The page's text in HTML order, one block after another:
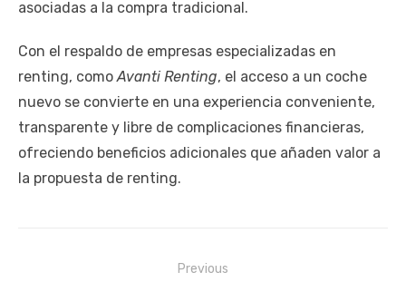
asociadas a la compra tradicional.
Con el respaldo de empresas especializadas en
renting, comoAvanti Renting, el acceso a un coche
nuevo se convierte en una experiencia conveniente,
transparente y libre de complicaciones financieras,
ofreciendo beneficios adicionales que añaden valor a
la propuesta de renting.
Previous